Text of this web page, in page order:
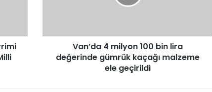
kaçağı
malzemeVan’da 4 milyon 100 bin lira
değerinde gümrük kaçağı malzeme
ele geçirildi